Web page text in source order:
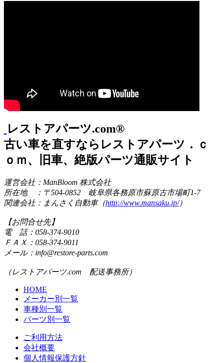
レストアパーツ.com®
古い車を直すならレストアパーツ．ｃ
ｏｍ、旧車、絶版パーツ通販サイト
運営会社：ManBloom 株式会社
所在地 ：〒504-0852 岐阜県各務原市蘇原古市場町1-7
関連会社：まんさく自動車（http://www.mansaku.jp/）
【お問合せ先】
電 話：058-374-9010
ＦＡＸ：058-374-9011
メール：info@restore-parts.com
（レストアパーツ.com 配送事務所）
HOME
メーカー別一覧
車種別一覧
パーツ別一覧
ご利用方法
会社概要
個人情報保護方針